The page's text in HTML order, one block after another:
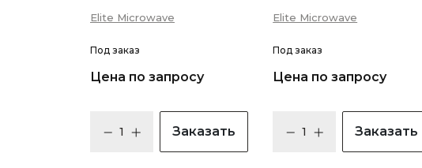
Elite Microwave
Под заказ
Цена по запросу
Заказать
Elite Microwave
Под заказ
Цена по запросу
Заказать